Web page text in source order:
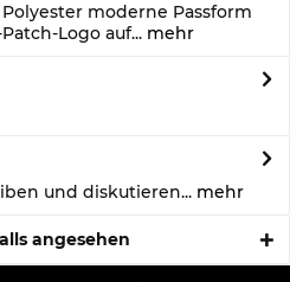
moderne Passform
Logo auf... mehr
und diskutieren... mehr
angesehen